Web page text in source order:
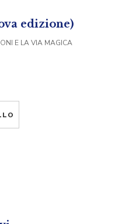
edizione)
E LA VIA MAGICA